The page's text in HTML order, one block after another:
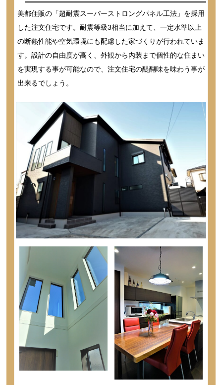
美都住販の「超耐震スーパーストロングパネル工法」を採用
した注文住宅です。耐震等級3相当に加えて、一定水準以上
の断熱性能や空気環境にも配慮した家づくりが行われていま
す。設計の自由度が高く、外観から内装まで個性的な住まい
を実現する事が可能なので、注文住宅の醍醐味を味わう事が
出来るでしょう。